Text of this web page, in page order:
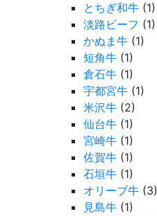
とちぎ和牛 (1)
淡路ビーフ (1)
かぬま牛 (1)
短角牛 (1)
倉石牛 (1)
宇都宮牛 (1)
米沢牛 (2)
仙台牛 (1)
宮崎牛 (1)
佐賀牛 (1)
石垣牛 (1)
オリーブ牛 (3)
見島牛 (1)